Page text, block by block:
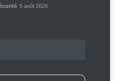
5 août 2026
aujourd’hui en quête de